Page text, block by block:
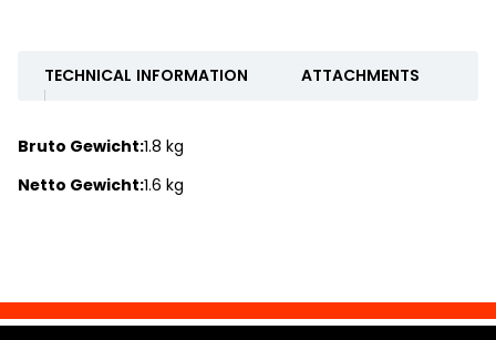
TECHNICAL INFORMATION ATTACHMENTS
Bruto Gewicht:1.8 kg
Netto Gewicht:1.6 kg